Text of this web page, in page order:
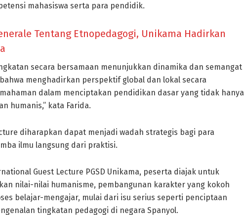
mahasiswa serta para pendidik.
Tentang Etnopedagogi, Unikama Hadirkan
secara bersamaan menunjukkan dinamika dan semangat
menghadirkan perspektif global dan lokal secara
dalam menciptakan pendidikan dasar yang tidak hanya
humanis,” kata Farida.
diharapkan dapat menjadi wadah strategis bagi para
ilmu langsung dari praktisi.
Guest Lecture PGSD Unikama, peserta diajak untuk
nilai-nilai humanisme, pembangunan karakter yang kokoh
belajar-mengajar, mulai dari isu serius seperti penciptaan
tingkatan pedagogi di negara Spanyol.